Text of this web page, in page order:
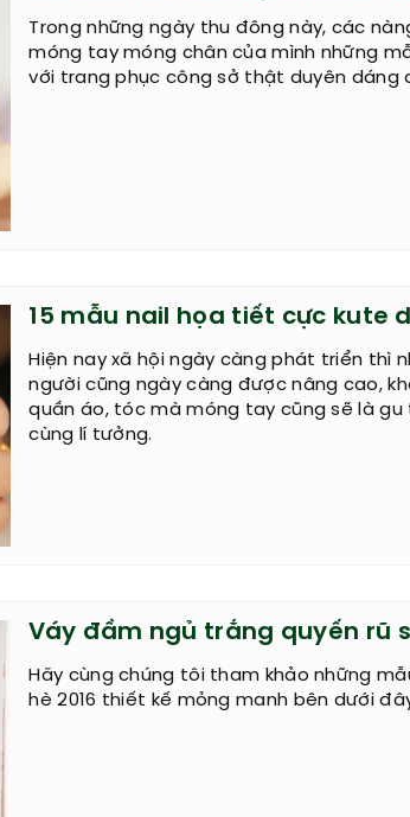
Trong những ngày thu đông này, các
móng tay móng chân của mình những
với trang phục công sở thật duyên dáng
15 mẫu nail họa tiết cực kute
Hiện nay xã hội ngày càng phát triển thì
người cũng ngày càng được nâng cao,
quần áo, tóc mà móng tay cũng sẽ là
cùng lí tưởng.
Váy đầm ngủ trắng quyến rũ
Hãy cùng chúng tôi tham khảo những
hè 2016 thiết kế mỏng manh bên dưới